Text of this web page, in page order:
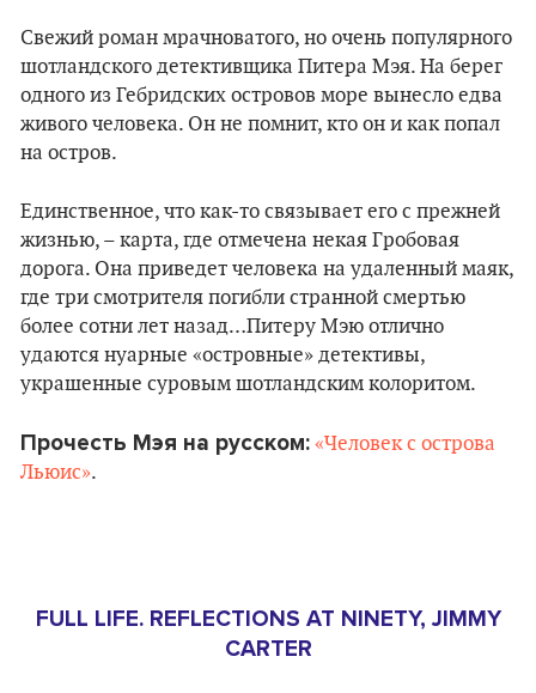
Свежий роман мрачноватого, но очень популярного
шотландского детективщика Питера Мэя. На берег
одного из Гебридских островов море вынесло едва
живого человека. Он не помнит, кто он и как попал
на остров.
Единственное, что как-то связывает его с прежней
жизнью, – карта, где отмечена некая Гробовая
дорога. Она приведет человека на удаленный маяк,
где три смотрителя погибли странной смертью
более сотни лет назад…Питеру Мэю отлично
удаются нуарные «островные» детективы,
украшенные суровым шотландским колоритом.
Прочесть Мэя на русском: «Человек с острова
Льюис».
FULL LIFE. REFLECTIONS AT NINETY, JIMMY
CARTER